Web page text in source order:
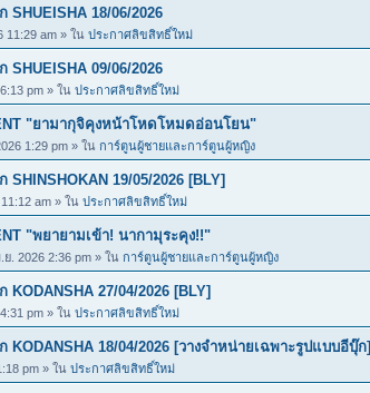
18/06/2026
11:29 am » ใน ประกาศลิขสิทธิ์ใหม่
09/06/2026
pm » ใน ประกาศลิขสิทธิ์ใหม่
"ยามากุจิคุงหน้าโหดโหมดอ่อนโยน"
1:29 pm » ใน การ์ตูนผู้ชายและการ์ตูนผู้หญิง
19/05/2026 [BLY]
am » ใน ประกาศลิขสิทธิ์ใหม่
"พยายามเข้า! นากามุระคุง!!"
. 2026 2:36 pm » ใน การ์ตูนผู้ชายและการ์ตูนผู้หญิง
27/04/2026 [BLY]
pm » ใน ประกาศลิขสิทธิ์ใหม่
18/04/2026 [วางจำหน่ายเฉพาะรูปแบบอีบุ๊ก]
pm » ใน ประกาศลิขสิทธิ์ใหม่